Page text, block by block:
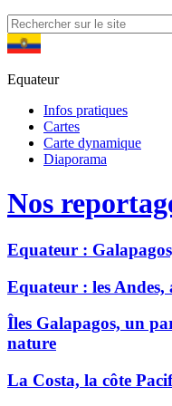
Equateur
Infos pratiques
Cartes
Carte dynamique
Diaporama
Nos
Equateur :
Equateur : les Andes,
Îles Galapagos, un
nature
La Costa, la côte